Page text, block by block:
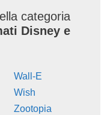
categoria
Disney e
Wall-E
Wish
Zootopia